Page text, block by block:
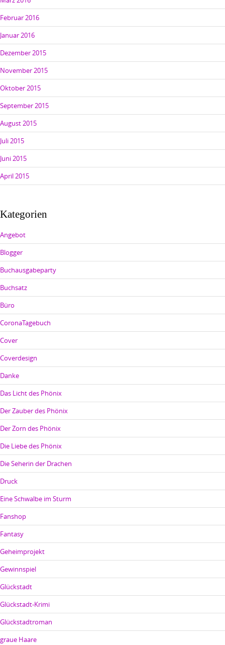
Februar 2016
Januar 2016
Dezember 2015
November 2015
Oktober 2015
September 2015
August 2015
Juli 2015
Juni 2015
April 2015
Kategorien
Angebot
Blogger
Buchausgabeparty
Buchsatz
Büro
CoronaTagebuch
Cover
Coverdesign
Danke
Das Licht des Phönix
Der Zauber des Phönix
Der Zorn des Phönix
Die Liebe des Phönix
Die Seherin der Drachen
Druck
Eine Schwalbe im Sturm
Fanshop
Fantasy
Geheimprojekt
Gewinnspiel
Glückstadt
Glückstadt-Krimi
Glückstadtroman
graue Haare